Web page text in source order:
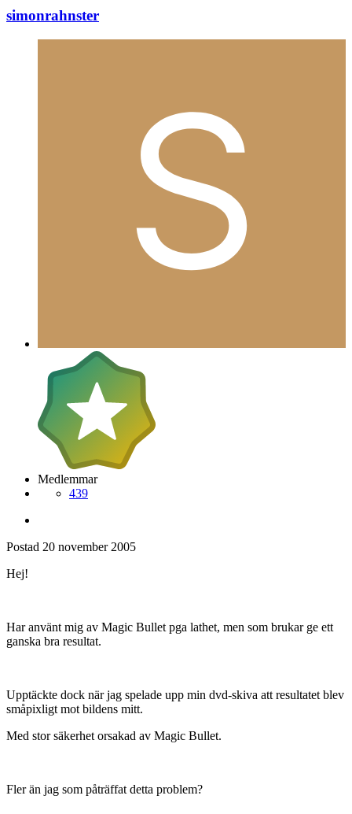
simonrahnster
Medlemmar
439
Postad 20 november 2005
Hej!
Har använt mig av Magic Bullet pga lathet, men som brukar ge ett
ganska bra resultat.
Upptäckte dock när jag spelade upp min dvd-skiva att resultatet blev
småpixligt mot bildens mitt.
Med stor säkerhet orsakad av Magic Bullet.
Fler än jag som påträffat detta problem?